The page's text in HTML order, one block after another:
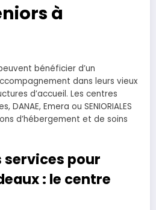
à
bénéficier d’un
dans leurs vieux
d’accueil. Les centres
DANAE, Emera ou SENIORIALES
d’hébergement et de soins
services pour
: le centre